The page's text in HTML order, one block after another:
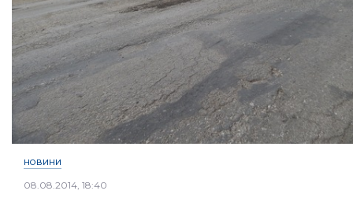
НОВИНИ
08.08.2014, 18:40